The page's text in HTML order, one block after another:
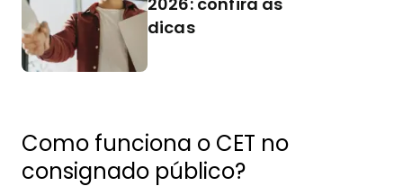
dicas
Como funciona o CET no
consignado público?